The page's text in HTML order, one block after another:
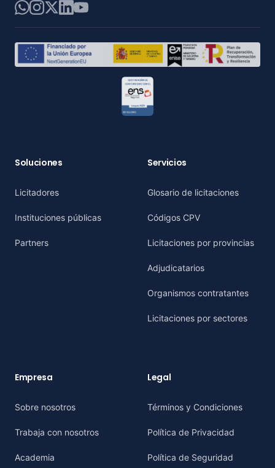
WhatsApp
Instagram
X LinkedIn
YouTube
Soluciones
Licitadores
Instituciones públicas
Partners
Servicios
Glosario de licitaciones
Códigos CPV
Licitaciones por provincias
Adjudicatarios
Organismos contratantes
Licitaciones por sectores
Empresa
Sobre nosotros
Trabaja con nosotros
Academia
Legal
Términos y Condiciones
Política de Privacidad
Política de Seguridad